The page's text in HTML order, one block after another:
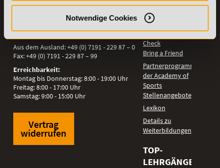
Notwendige Cookies
Academy of Sports GmbH
71522Backnang
Aus dem Ausland:+49 (0) 7191 - 229 87 – 0
Fax:+49 (0) 7191 - 229 87 – 99
Erreichbarkeit:
Montag bis Donnerstag: 8:00 - 19:00 Uhr
Freitag: 8:00 - 17:00 Uhr
Samstag: 9:00 - 15:00 Uhr
Vertrag
widerrufen
Online Campus
Fördermöglichkeiten
Bildungsgutschein
Check
Bring a Friend
Partnerprogramm
der Academy of
Sports
Stellenangebote
Lexikon
Details zu
Weiterbildungen
TOP-
LEHRGÄNGE